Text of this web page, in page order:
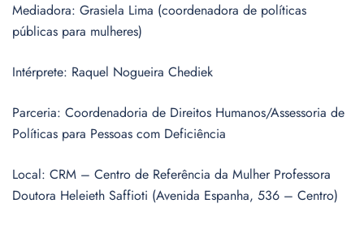
Mediadora: Grasiela Lima (coordenadora de políticas
públicas para mulheres)
Intérprete: Raquel Nogueira Chediek
Parceria: Coordenadoria de Direitos Humanos/Assessoria de
Políticas para Pessoas com Deficiência
Local: CRM – Centro de Referência da Mulher Professora
Doutora Heleieth Saffioti (Avenida Espanha, 536 – Centro)